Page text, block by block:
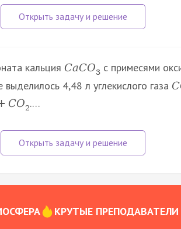
кальция CaCO3 с примесями
4,48 л углекислого газа C
CO2.…
КРУТЫЕ ПРЕПОДАВАТЕЛИ